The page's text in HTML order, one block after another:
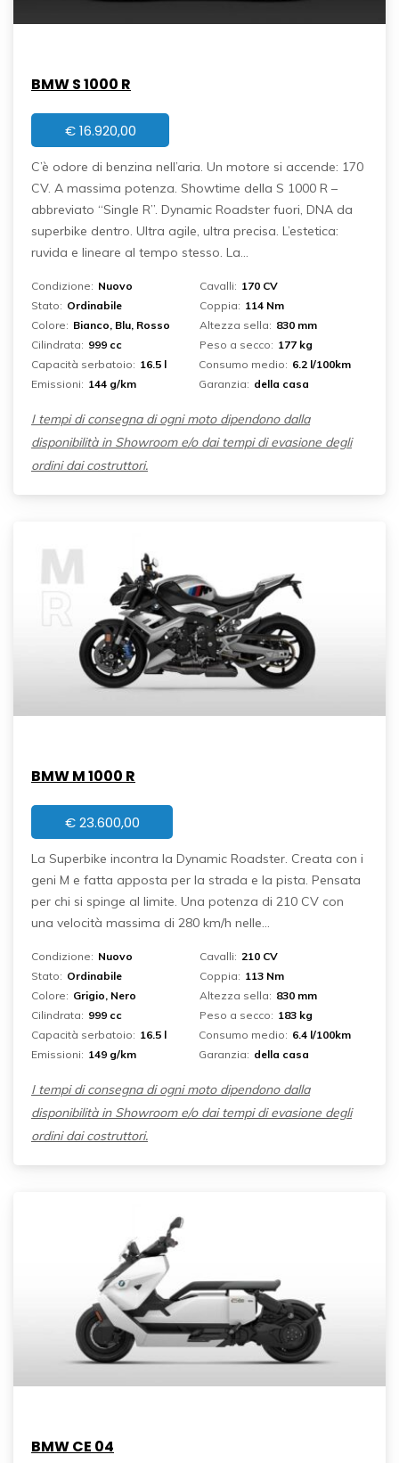
BMW S 1000 R
€16.920,00
C’è odore di benzina nell’aria. Un motore si accende: 170
CV. A massima potenza. Showtime della S 1000 R –
abbreviato “Single R”. Dynamic Roadster fuori, DNA da
superbike dentro. Ultra agile, ultra precisa. L’estetica:
ruvida e lineare al tempo stesso. La...
Condizione: Nuovo
Stato: Ordinabile
Colore: Bianco, Blu, Rosso
Cilindrata: 999 cc
Cavalli: 170 CV
Coppia: 114 Nm
Altezza sella: 830 mm
Peso a secco: 177 kg
Capacità serbatoio: 16.5 l Consumo medio: 6.2 l/100km
Emissioni: 144 g/km Garanzia: della casa
I tempi di consegna di ogni moto dipendono dalla
disponibilità in Showroom e/o dai tempi di evasione degli
ordini dai costruttori.
BMW M 1000 R
€23.600,00
La Superbike incontra la Dynamic Roadster. Creata con i
geni M e fatta apposta per la strada e la pista. Pensata
per chi si spinge al limite. Una potenza di 210 CV con
una velocità massima di 280 km/h nelle...
Condizione: Nuovo
Stato: Ordinabile
Colore: Grigio, Nero
Cilindrata: 999 cc
Cavalli: 210 CV
Coppia: 113 Nm
Altezza sella: 830 mm
Peso a secco: 183 kg
Capacità serbatoio: 16.5 l Consumo medio: 6.4 l/100km
Emissioni: 149 g/km Garanzia: della casa
I tempi di consegna di ogni moto dipendono dalla
disponibilità in Showroom e/o dai tempi di evasione degli
ordini dai costruttori.
BMW CE 04